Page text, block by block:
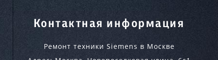
Контактная информация
Ремонт техники Siemens в Москве